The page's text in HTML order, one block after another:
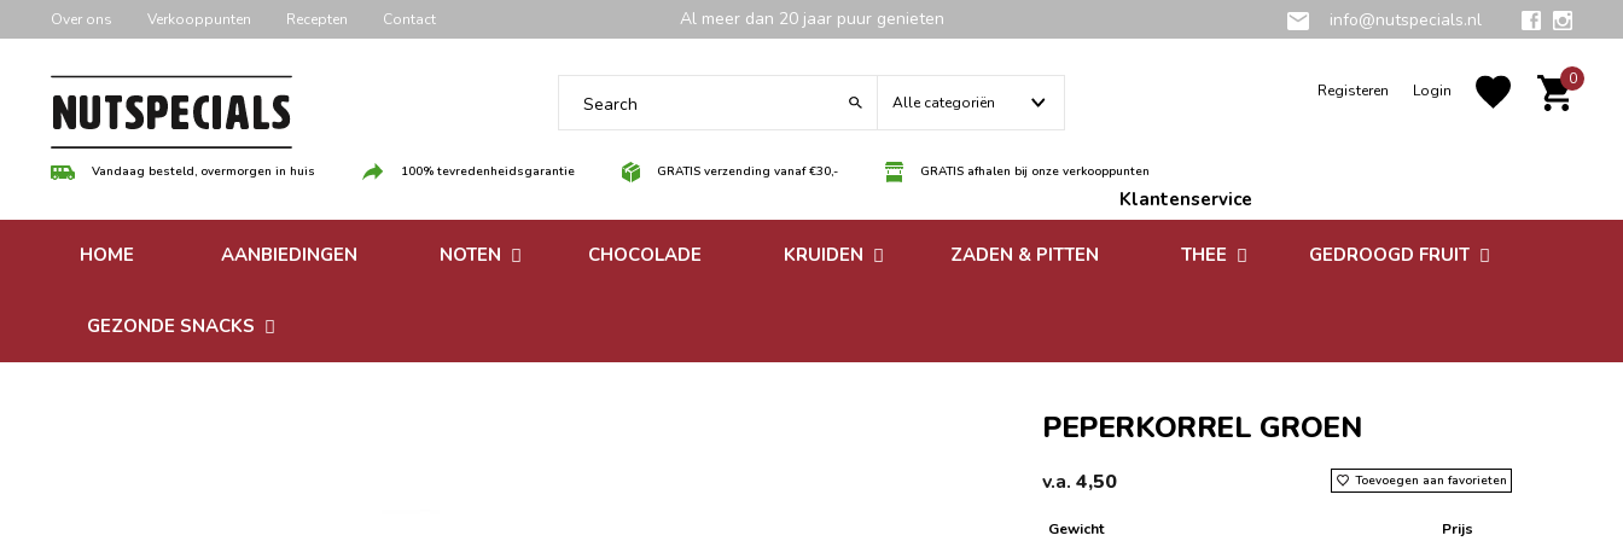
naar
inhoud
Over ons Verkooppunten Recepten Contact Al meer dan 20 jaar puur genieten info@nutspecials.nl
Alle categoriën
0
Registeren Login
Vandaag besteld, overmorgen in huis 100% tevredenheidsgarantie GRATIS verzending vanaf €30,- GRATIS afhalen bij onze verkooppunten
Klantenservice
HOME AANBIEDINGEN NOTEN
Ongebrande noten
CHOCOLADE KRUIDEN
Kruidenmixen zonder
ZADEN & PITTEN THEE
Kruidenthee
Rooibos thee
GEDROOGD FRUIT
Superfoods
GEZONDE SNACKS
PEPERKORREL GROEN
v.a. 4,50 Toevoegen aan favorieten
Gewicht Prijs